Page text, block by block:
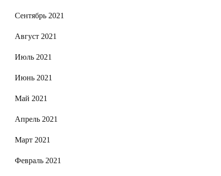
Сентябрь 2021
Август 2021
Июль 2021
Июнь 2021
Май 2021
Апрель 2021
Март 2021
Февраль 2021